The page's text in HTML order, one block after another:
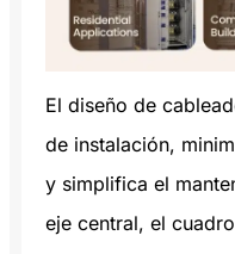
El diseño de
de instalación,
y simplifica el
eje central, el